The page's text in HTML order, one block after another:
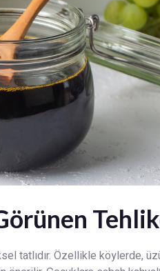
tatlıdır. Özellikle köylerde,